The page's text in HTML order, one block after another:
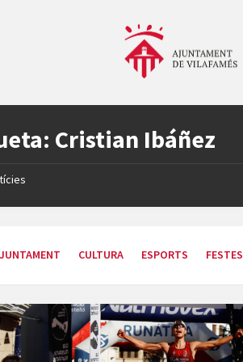
Cristian Ibáñez
CULTURA ESPORTS FESTES